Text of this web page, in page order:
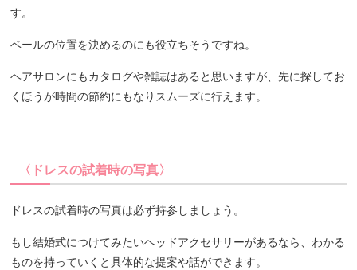
す。
ベールの位置を決めるのにも役立ちそうですね。
ヘアサロンにもカタログや雑誌はあると思いますが、先に探してお
くほうが時間の節約にもなりスムーズに行えます。
〈ドレスの試着時の写真〉
ドレスの試着時の写真は必ず持参しましょう。
もし結婚式につけてみたいヘッドアクセサリーがあるなら、わかる
ものを持っていくと具体的な提案や話ができます。